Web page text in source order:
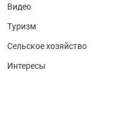
Видео
Туризм
Сельское хозяйство
Интересы